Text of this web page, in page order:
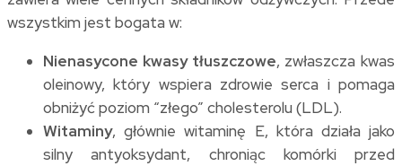
wszystkim jest bogata w:
Nienasycone kwasy tłuszczowe, zwłaszcza kwas
oleinowy, który wspiera zdrowie serca i pomaga
obniżyć poziom “złego” cholesterolu (LDL).
Witaminy, głównie witaminę E, która działa jako
silny antyoksydant, chroniąc komórki przed